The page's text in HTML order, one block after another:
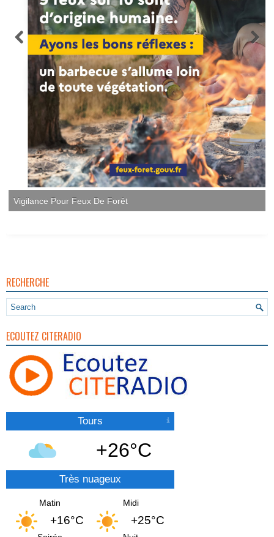
RECHERCHE
ECOUTEZ CITERADIO
Tours
+26°C
Très nuageux
Matin
+16°C
Midi
+25°C